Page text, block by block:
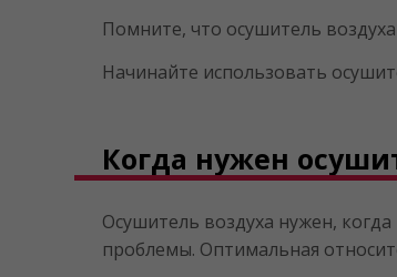
Помните, что осушитель
Начинайте использовать
Когда нужен
Осушитель воздуха нужен,
проблемы. Оптимальная